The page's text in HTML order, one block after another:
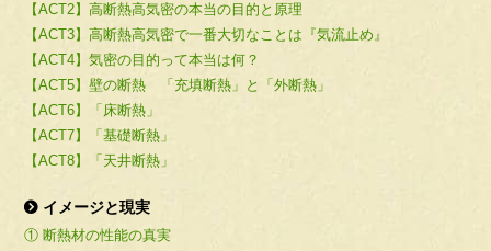
【ACT2】高断熱高気密の本当の目的と原理
【ACT3】高断熱高気密で一番大切なことは『気流止め』
【ACT4】気密の目的って本当は何？
【ACT5】壁の断熱 「充填断熱」と「外断熱」
【ACT6】「床断熱」
【ACT7】「基礎断熱」
【ACT8】「天井断熱」
イメージと現実
① 断熱材の性能の真実